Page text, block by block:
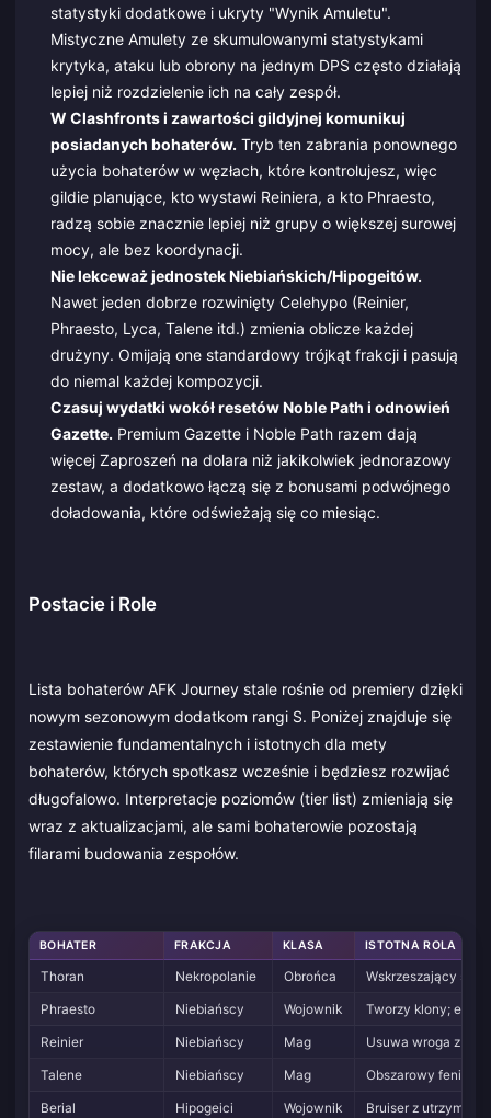
statystyki dodatkowe i ukryty "Wynik Amuletu".
Mistyczne Amulety ze skumulowanymi statystykami
krytyka, ataku lub obrony na jednym DPS często działają
lepiej niż rozdzielenie ich na cały zespół.
W Clashfronts i zawartości gildyjnej komunikuj
posiadanych bohaterów. Tryb ten zabrania ponownego
użycia bohaterów w węzłach, które kontrolujesz, więc
gildie planujące, kto wystawi Reiniera, a kto Phraesto,
radzą sobie znacznie lepiej niż grupy o większej surowej
mocy, ale bez koordynacji.
Nie lekceważ jednostek Niebiańskich/Hipogeitów.
Nawet jeden dobrze rozwinięty Celehypo (Reinier,
Phraesto, Lyca, Talene itd.) zmienia oblicze każdej
drużyny. Omijają one standardowy trójkąt frakcji i pasują
do niemal każdej kompozycji.
Czasuj wydatki wokół resetów Noble Path i odnowień
Gazette. Premium Gazette i Noble Path razem dają
więcej Zaproszeń na dolara niż jakikolwiek jednorazowy
zestaw, a dodatkowo łączą się z bonusami podwójnego
doładowania, które odświeżają się co miesiąc.
Postacie i Role
Lista bohaterów AFK Journey stale rośnie od premiery dzięki
nowym sezonowym dodatkom rangi S. Poniżej znajduje się
zestawienie fundamentalnych i istotnych dla mety
bohaterów, których spotkasz wcześnie i będziesz rozwijać
długofalowo. Interpretacje poziomów (tier list) zmieniają się
wraz z aktualizacjami, ale sami bohaterowie pozostają
filarami budowania zespołów.
BOHATER FRAKCJA KLASA ISTOTNA ROLA
Thoran Nekropolanie Obrońca
Wskrzeszający się
Phraesto
Niebiańscy Wojownik
Tworzy klony;
Reinier
Niebiańscy Mag
Usuwa wroga z
Talene
Niebiańscy Mag
Obszarowy feniks,
Berial
Hipogeici Wojownik
Bruiser z